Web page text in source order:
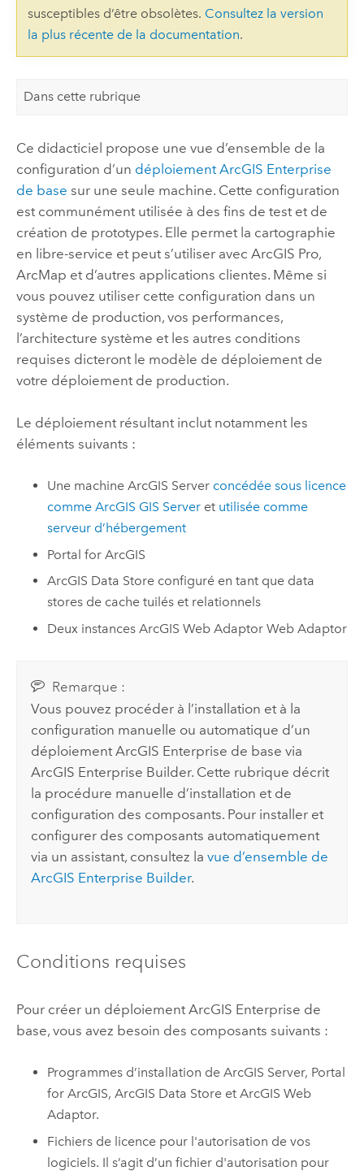
susceptibles d’être obsolètes. Consultez la version
la plus récente de la documentation.
Dans cette rubrique
Ce didacticiel propose une vue d’ensemble de la
configuration d’un déploiementArcGIS Enterprise
de base sur une seule machine. Cette configuration
est communément utilisée à des fins de test et de
création de prototypes. Elle permet la cartographie
en libre-service et peut s’utiliser avec ArcGIS Pro,
ArcMap et d’autres applications clientes. Même si
vous pouvez utiliser cette configuration dans un
système de production, vos performances,
l’architecture système et les autres conditions
requises dicteront le modèle de déploiement de
votre déploiement de production.
Le déploiement résultant inclut notamment les
éléments suivants :
Une machineArcGIS Server concédée sous licence
commeArcGIS GIS Server et utilisée comme
serveur d’hébergement
Portal for ArcGIS
ArcGIS Data Store configuré en tant que data
stores de cache tuilés et relationnels
Deux instancesArcGIS Web Adaptor Web Adaptor
Remarque :
Vous pouvez procéder à l’installation et à la
configuration manuelle ou automatique d’un
déploiementArcGIS Enterprise de base via
ArcGIS Enterprise Builder. Cette rubrique décrit
la procédure manuelle d’installation et de
configuration des composants. Pour installer et
configurer des composants automatiquement
via un assistant, consultez lavue d’ensemble de
ArcGIS Enterprise Builder.
Conditions requises
Pour créer un déploiement ArcGIS Enterprise de
base, vous avez besoin des composants suivants :
Programmes d’installation deArcGIS Server, Portal
for ArcGIS,ArcGIS Data Store etArcGIS Web
Adaptor.
Fichiers de licence pour l'autorisation de vos
logiciels. Il s’agit d’un fichier d'autorisation pour